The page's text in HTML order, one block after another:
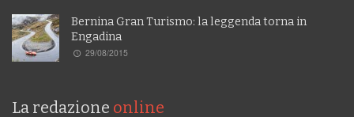
Bernina Gran Turismo: la leggenda torna in
Engadina
29/08/2015
La redazione online